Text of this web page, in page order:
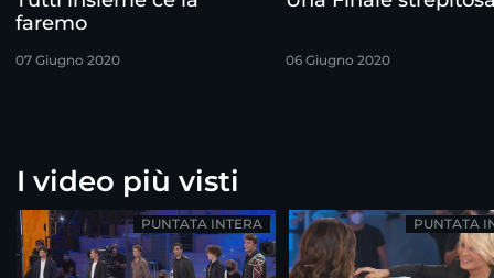
faremo
07 Giugno 2020 06 Giugno 2020
I video più visti
PUNTATA INTERA PUNTATA